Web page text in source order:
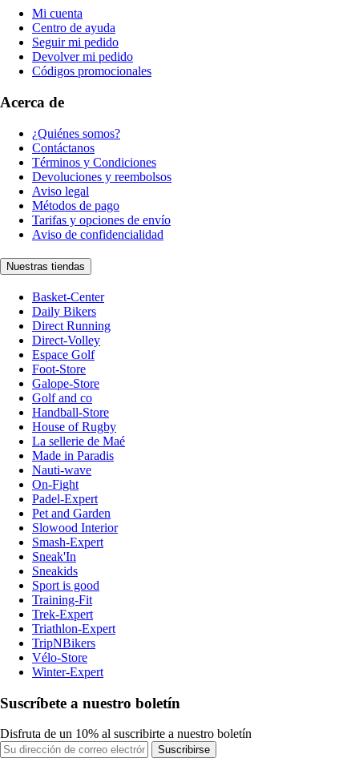
Mi cuenta
Centro de ayuda
Seguir mi pedido
Devolver mi pedido
Códigos promocionales
Acerca de
¿Quiénes somos?
Contáctanos
Términos y Condiciones
Devoluciones y reembolsos
Aviso legal
Métodos de pago
Tarifas y opciones de envío
Aviso de confidencialidad
Nuestras tiendas
Basket-Center
Daily Bikers
Direct Running
Direct-Volley
Espace Golf
Foot-Store
Galope-Store
Golf and co
Handball-Store
House of Rugby
La sellerie de Maé
Made in Paradis
Nauti-wave
On-Fight
Padel-Expert
Pet and Garden
Slowood Interior
Smash-Expert
Sneak'In
Sneakids
Sport is good
Training-Fit
Trek-Expert
Triathlon-Expert
TripNBikers
Vélo-Store
Winter-Expert
Suscríbete a nuestro boletín
Disfruta de un 10% al suscribirte a nuestro boletín
Suscribirse